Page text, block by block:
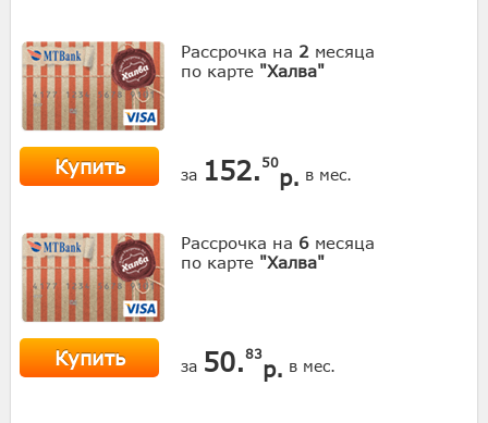
Рассрочка на 2 месяца
по карте "Халва"
Купить за 152. 50
р. в мес.
Рассрочка на 6 месяца
по карте "Халва"
Купить за 50.83
р. в мес.